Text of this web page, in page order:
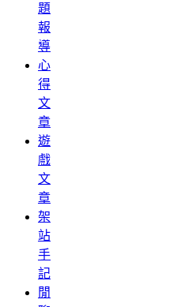
題
報
導
心
得
文
章
遊
戲
文
章
架
站
手
記
閒